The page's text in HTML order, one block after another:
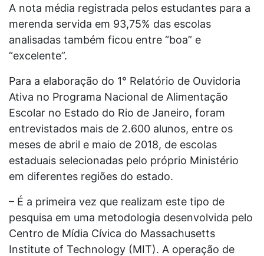
A nota média registrada pelos estudantes para a
merenda servida em 93,75% das escolas
analisadas também ficou entre “boa” e
“excelente”.
Para a elaboração do 1° Relatório de Ouvidoria
Ativa no Programa Nacional de Alimentação
Escolar no Estado do Rio de Janeiro, foram
entrevistados mais de 2.600 alunos, entre os
meses de abril e maio de 2018, de escolas
estaduais selecionadas pelo próprio Ministério
em diferentes regiões do estado.
– É a primeira vez que realizam este tipo de
pesquisa em uma metodologia desenvolvida pelo
Centro de Mídia Cívica do Massachusetts
Institute of Technology (MIT). A operação de